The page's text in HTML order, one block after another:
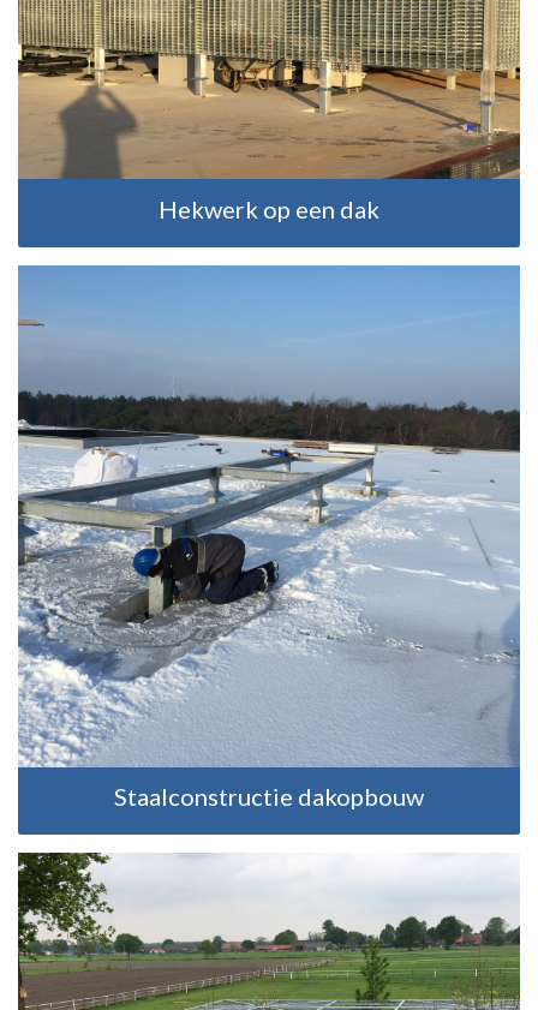
Hekwerk op een dak
Staalconstructie dakopbouw